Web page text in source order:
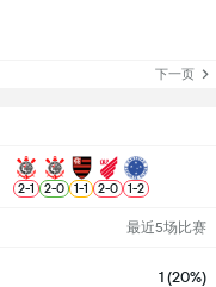
下一页
2-1 2-0 1-1 2-0 1-2
最近5场比赛
1 (20%)